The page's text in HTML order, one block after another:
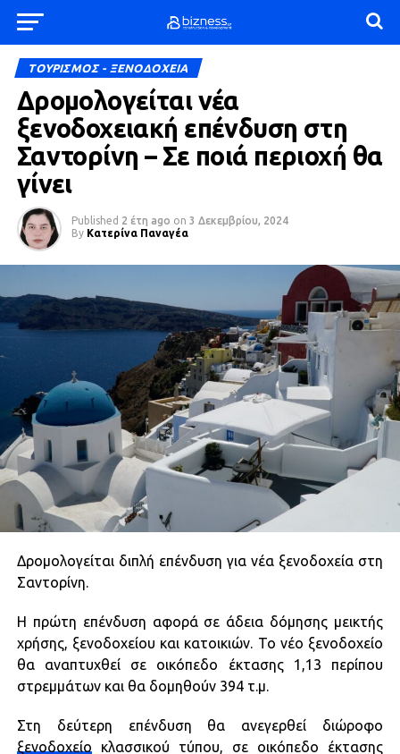
ΤΟΥΡΙΣΜΟΣ - ΞΕΝΟΔΟΧΕΙΑ
Δρομολογείται νέα
ξενοδοχειακή επένδυση στη
Σαντορίνη – Σε ποιά περιοχή θα
γίνει
Published 2 έτη ago on 3 Δεκεμβρίου, 2024
By Κατερίνα Παναγέα
Δρομολογείται διπλή επένδυση για νέα ξενοδοχεία στη
Σαντορίνη.
Η πρώτη επένδυση αφορά σε άδεια δόμησης μεικτής
χρήσης, ξενοδοχείου και κατοικιών. Το νέο ξενοδοχείο
θα αναπτυχθεί σε οικόπεδο έκτασης 1,13 περίπου
στρεμμάτων και θα δομηθούν 394 τ.μ.
Στη δεύτερη επένδυση θα ανεγερθεί διώροφο
ξενοδοχείο κλασσικού τύπου, σε οικόπεδο έκτασης